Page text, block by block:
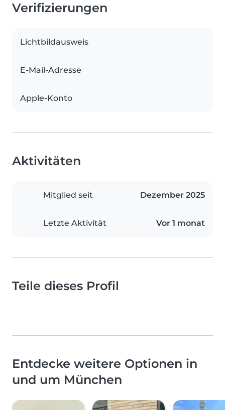
Verifizierungen
Lichtbildausweis
E-Mail-Adresse
Apple-Konto
Aktivitäten
Mitglied seit Dezember 2025
Letzte Aktivität Vor 1 monat
Teile dieses Profil
Entdecke weitere Optionen in
und um München